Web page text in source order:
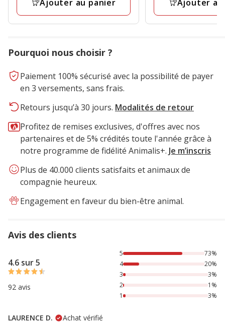
final
2.99€
Ajouter au panier
final
14.99€
Ajouter
Pourquoi nous choisir ?
Paiement 100% sécurisé avec la possibilité de payer
en 3 versements, sans frais.
Retours jusqu’à 30 jours. Modalités de retour
Profitez de remises exclusives, d'offres avec nos
partenaires et de 5% crédités toute l'année grâce à
notre programme de fidélité Animalis+. Je m’inscris
Plus de 40.000 clients satisfaits et animaux de
compagnie heureux.
Engagement en faveur du bien-être animal.
Avis des clients
4.6 sur 5
92 avis
73% des personnes lont noté avec {1} étoiles, 20% des
5
73%
4
20%
3
3%
2
1%
1
3%
LAURENCE D.
Achat vérifié